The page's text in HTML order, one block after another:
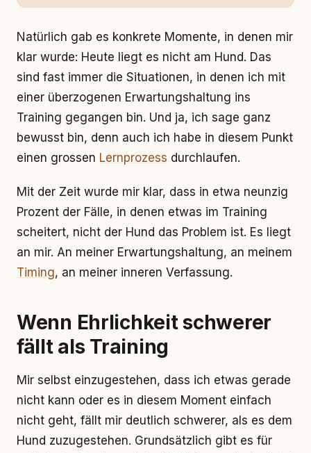
Natürlich gab es konkrete Momente, in denen mir
klar wurde: Heute liegt es nicht am Hund. Das
sind fast immer die Situationen, in denen ich mit
einer überzogenen Erwartungshaltung ins
Training gegangen bin. Und ja, ich sage ganz
bewusst bin, denn auch ich habe in diesem Punkt
einen grossen Lernprozess durchlaufen.
Mit der Zeit wurde mir klar, dass in etwa neunzig
Prozent der Fälle, in denen etwas im Training
scheitert, nicht der Hund das Problem ist. Es liegt
an mir. An meiner Erwartungshaltung, an meinem
Timing, an meiner inneren Verfassung.
Wenn Ehrlichkeit schwerer
fällt als Training
Mir selbst einzugestehen, dass ich etwas gerade
nicht kann oder es in diesem Moment einfach
nicht geht, fällt mir deutlich schwerer, als es dem
Hund zuzugestehen. Grundsätzlich gibt es für